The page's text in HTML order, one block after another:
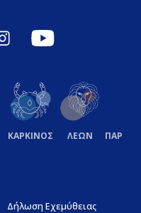
ΚΑΡΚΙΝΟΣ ΛΕΩΝ
Δήλωση Εχεμύθειας